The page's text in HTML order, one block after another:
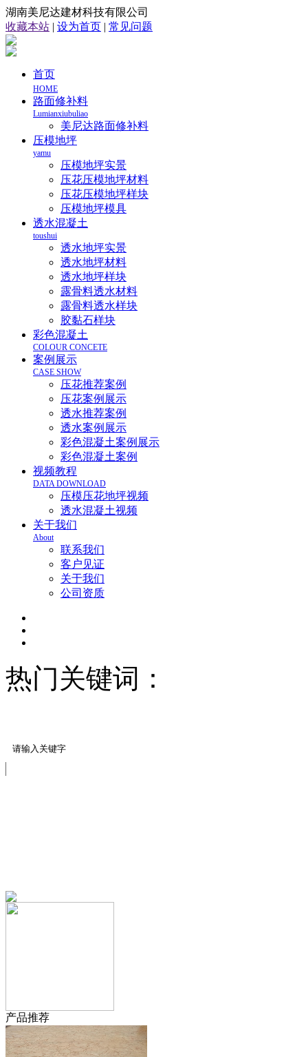
湖南美尼达建材科技有限公司
收藏本站 | 设为首页 | 常见问题
首页
HOME
路面修补料
Lumianxiubuliao
美尼达路面修补料
压模地坪
yamu
压模地坪实景
压花压模地坪材料
压花压模地坪样块
压模地坪模具
透水混凝土
toushui
透水地坪实景
透水地坪材料
透水地坪样块
露骨料透水材料
露骨料透水样块
胶黏石样块
彩色混凝土
COLOUR CONCETE
案例展示
CASE SHOW
压花推荐案例
压花案例展示
透水推荐案例
透水案例展示
彩色混凝土案例展示
彩色混凝土案例
视频教程
DATA DOWNLOAD
压模压花地坪视频
透水混凝土视频
关于我们
About
联系我们
客户见证
关于我们
公司资质
热门关键词：
产品推荐